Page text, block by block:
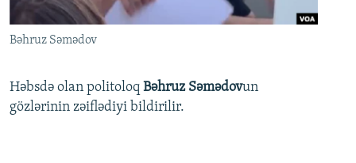
Bəhruz Səmədov
Həbsdə olan politoloq Bəhruz Səmədovun
gözlərinin zəiflədiyi bildirilir.